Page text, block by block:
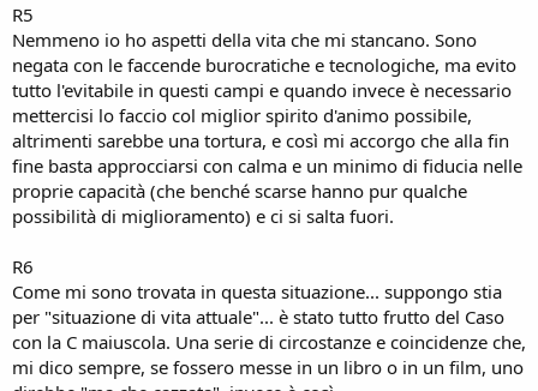
R5
Nemmeno io ho aspetti della vita che mi stancano. Sono
negata con le faccende burocratiche e tecnologiche, ma evito
tutto l'evitabile in questi campi e quando invece è necessario
mettercisi lo faccio col miglior spirito d'animo possibile,
altrimenti sarebbe una tortura, e così mi accorgo che alla fin
fine basta approcciarsi con calma e un minimo di fiducia nelle
proprie capacità (che benché scarse hanno pur qualche
possibilità di miglioramento) e ci si salta fuori.
R6
Come mi sono trovata in questa situazione... suppongo stia
per "situazione di vita attuale"... è stato tutto frutto del Caso
con la C maiuscola. Una serie di circostanze e coincidenze che,
mi dico sempre, se fossero messe in un libro o in un film, uno